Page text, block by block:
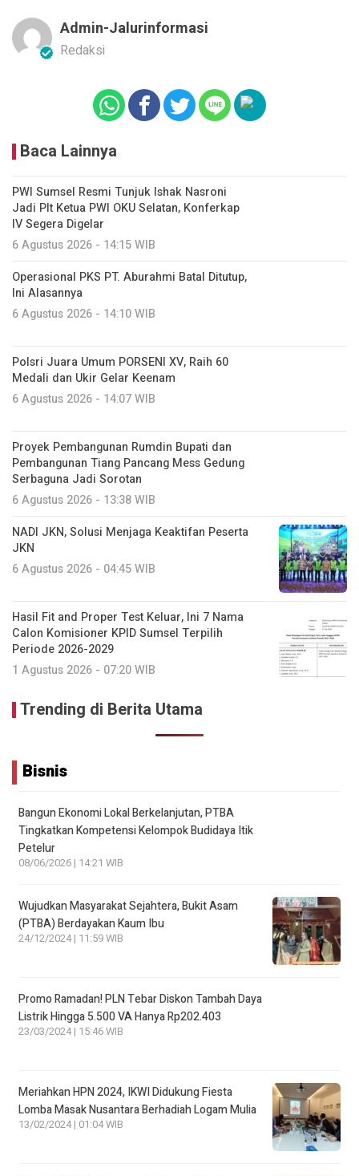
Admin-Jalurinformasi
Redaksi
Baca Lainnya
PWI Sumsel Resmi Tunjuk Ishak Nasroni
Jadi Plt Ketua PWI OKU Selatan, Konferkap
IV Segera Digelar
6 Agustus 2026 - 14:15 WIB
Operasional PKS PT. Aburahmi Batal Ditutup,
Ini Alasannya
6 Agustus 2026 - 14:10 WIB
Polsri Juara Umum PORSENI XV, Raih 60
Medali dan Ukir Gelar Keenam
6 Agustus 2026 - 14:07 WIB
Proyek Pembangunan Rumdin Bupati dan
Pembangunan Tiang Pancang Mess Gedung
Serbaguna Jadi Sorotan
6 Agustus 2026 - 13:38 WIB
NADI JKN, Solusi Menjaga Keaktifan Peserta
JKN
6 Agustus 2026 - 04:45 WIB
Hasil Fit and Proper Test Keluar, Ini 7 Nama
Calon Komisioner KPID Sumsel Terpilih
Periode 2026-2029
1 Agustus 2026 - 07:20 WIB
Trending di Berita Utama
Bisnis
Bangun Ekonomi Lokal Berkelanjutan, PTBA
Tingkatkan Kompetensi Kelompok Budidaya Itik
Petelur
08/06/2026 | 14:21 WIB
Wujudkan Masyarakat Sejahtera, Bukit Asam
(PTBA) Berdayakan Kaum Ibu
24/12/2024 | 11:59 WIB
Promo Ramadan! PLN Tebar Diskon Tambah Daya
Listrik Hingga 5.500 VA Hanya Rp202.403
23/03/2024 | 15:46 WIB
Meriahkan HPN 2024, IKWI Didukung Fiesta
Lomba Masak Nusantara Berhadiah Logam Mulia
13/02/2024 | 01:04 WIB